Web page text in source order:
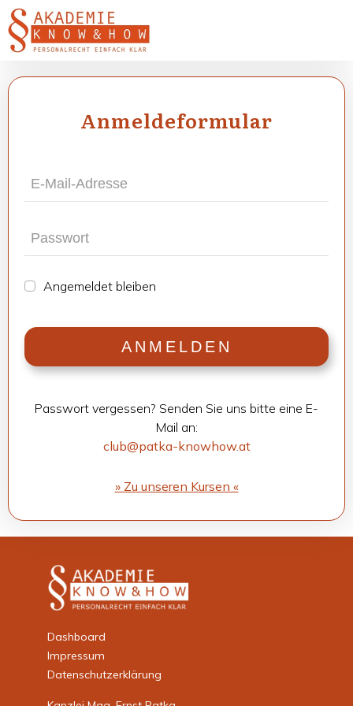
Anmel­de­for­mu­lar
Ange­mel­det blei­ben
ANMEL­DEN
Pass­wort ver­ges­sen? Sen­den Sie uns bitte eine E-
Mail an:
club@patka-knowhow.at
» Zu unse­ren Kur­sen «
Dashboard
Impressum
Datenschutzerklärung